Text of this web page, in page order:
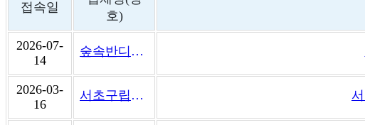
접속일
호)
2026-07-
14
숲속반디어린이집
2026-03-
16
서초구립한우리정보문화센터